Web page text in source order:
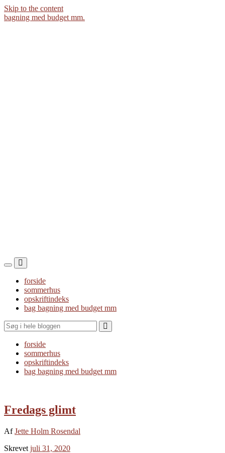
Skip to the content
bagning med budget mm.
Toggle
mobile
menu
Toggle
the
search
field
forside
sommerhus
opskriftindeks
bag bagning med budget mm
forside
sommerhus
opskriftindeks
bag bagning med budget mm
Fredags glimt
AfJette Holm Rosendal
Skrevet juli 31, 2020